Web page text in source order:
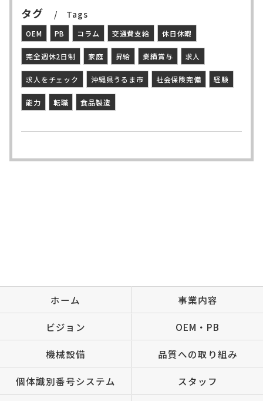
タグ Tags
OEM PB コラム 交通費支給 休日休暇
完全週休2日制 家庭 昇給 業績賞与 求人
求人をチェック 沖縄県うるま市 社会保険完備 経験
能力 転職 食品製造
ホーム 事業内容
ビジョン OEM・PB
機械設備 品質への取り組み
個体識別番号システム スタッフ